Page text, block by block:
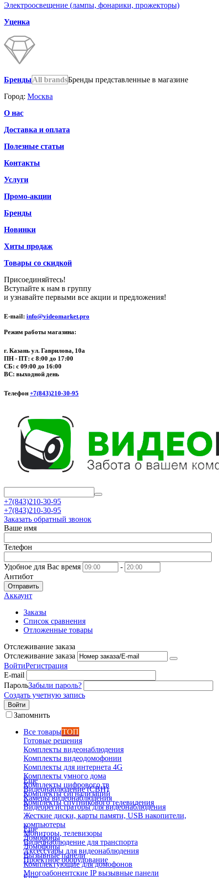
Электроосвещение (лампы, фонарики, прожекторы)
Уценка
БрендыAll brandsБренды представленные в магазине
Город: Москва
О нас
Доставка и оплата
Полезные статьи
Контакты
Услуги
Промо-акции
Бренды
Новинки
Хиты продаж
Товары со скидкой
Присоединяйтесь!
Вступайте к нам в группу
и узнавайте первыми все акции и предложения!
E-mail: info@videomarket.pro
Режим работы магазина:
г. Казань ул. Гаврилова, 10а
ПН - ПТ: с 8:00 до 17:00
СБ: с 09:00 до 16:00
ВС: выходной день
Телефон +7(843)210-30-95
+7(843)210-30-95
+7(843)210-30-95
Заказать обратный звонок
Ваше имя
Телефон
Удобное для Вас время
-
Антибот
Отправить
Аккаунт
Заказы
Список сравнения
Отложенные товары
Отслеживание заказа
Отслеживание заказа
ВойтиРегистрация
E-mail
ПарольЗабыли пароль?
Создать учетную запись
Войти
Запомнить
Все товарыТОП
Готовые решения
Комплекты видеонаблюдения
Комплекты видеодомофонии
Комплекты для интернета 4G
Комплекты умного дома
Комплекты цифрового тв
Комплекты сигнализаций
Комплекты спутникового телевидения
Еще
Видеонаблюдение (СВН)
Камеры видеонаблюдения
Видеорегистраторы для видеонаблюдения
Жесткие диски, карты памяти, USB накопители,
компьютеры
Мониторы, телевизоры
Видеонаблюдение для транспорта
Аксессуары для видеонаблюдения
Проектное оборудование
Еще
Домофоны
Домофоны
Вызывные панели
Комплектующие для домофонов
Многоабонентские IP вызывные панели